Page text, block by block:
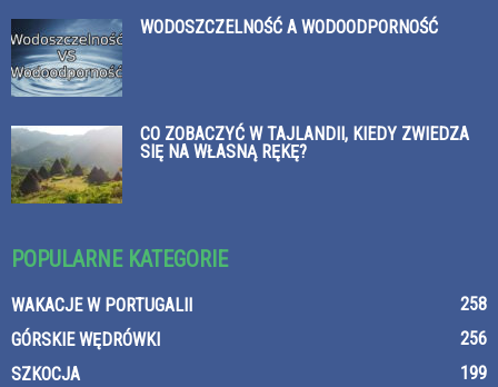
WODOSZCZELNOŚĆ A WODOODPORNOŚĆ
CO ZOBACZYĆ W TAJLANDII, KIEDY ZWIEDZA
SIĘ NA WŁASNĄ RĘKĘ?
POPULARNE KATEGORIE
WAKACJE W PORTUGALII
258
GÓRSKIE WĘDRÓWKI
256
SZKOCJA
199